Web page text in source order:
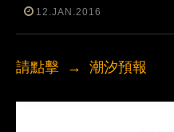
12.JAN.2016
請點擊 → 潮汐預報